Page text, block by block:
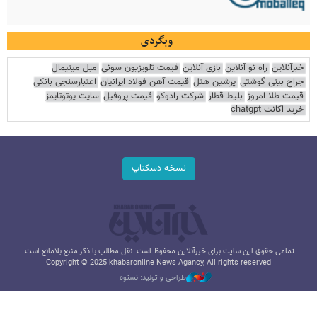
وبگردی
خبرآنلاین راه نو آنلاین بازی آنلاین قیمت تلویزیون سونی مبل مینیمال
جراح بینی گوشتی پرشین هتل قیمت آهن فولاد ایرانیان اعتبارسنجی بانکی
قیمت طلا امروز بلیط قطار شرکت رادوکو قیمت پروفیل سایت یوتوتایمز
خرید اکانت chatgpt
نسخه دسکتاپ
تمامی حقوق این سایت برای خبرآنلاین محفوظ است. نقل مطالب با ذکر منبع بلامانع است.
Copyright © 2025 khabaronline News Agancy, All rights reserved
طراحی و تولید: نستوه